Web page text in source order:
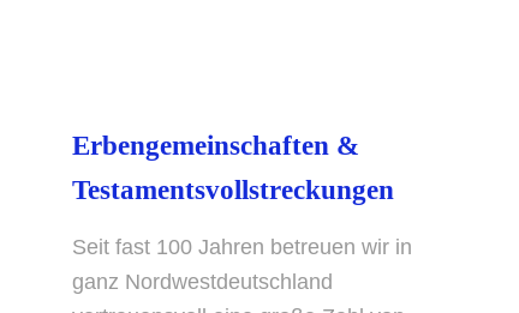
Erbengemeinschaften &
Testamentsvollstreckungen
Seit fast 100 Jahren betreuen wir in
ganz Nordwestdeutschland